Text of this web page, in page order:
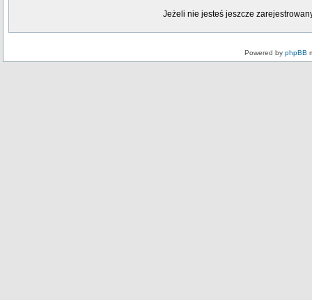
Jeżeli nie jesteś jeszcze
Powered by phpBB